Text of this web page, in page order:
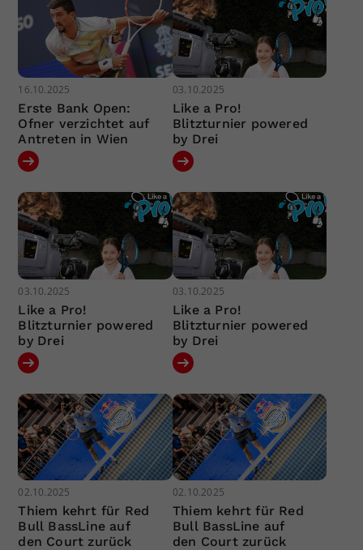
16.10.2025
Erste Bank Open:
Ofner verzichtet auf
Antreten in Wien
03.10.2025
Like a Pro!
Blitzturnier powered
by Drei
03.10.2025
Like a Pro!
Blitzturnier powered
by Drei
03.10.2025
Like a Pro!
Blitzturnier powered
by Drei
02.10.2025
Thiem kehrt für Red
Bull BassLine auf
den Court zurück
02.10.2025
Thiem kehrt für Red
Bull BassLine auf
den Court zurück